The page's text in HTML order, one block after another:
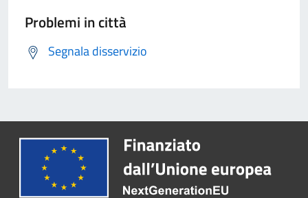
Problemi in città
Segnala disservizio